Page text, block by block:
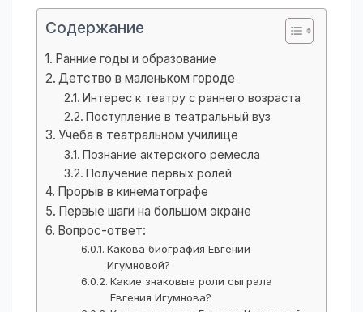
Содержание
Ранние годы и образование
Детство в маленьком городе
Интерес к театру с раннего возраста
Поступление в театральный вуз
Учеба в театральном училище
Познание актерского ремесла
Получение первых ролей
Прорыв в кинематографе
Первые шаги на большом экране
Вопрос-ответ:
Какова биография Евгении
Игумновой?
Какие знаковые роли сыграла
Евгения Игумнова?